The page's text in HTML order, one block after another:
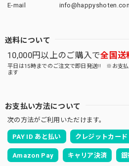
E-mail
送料について
10,000円以上のご購入で全国送
平日は15時までのご注文で即日発送!! ※お支払
ます
お支払い方法について
次の方法がご利用いただけます。
PAY ID あと払い クレジットカード
Amazon Pay キャリア決済 銀